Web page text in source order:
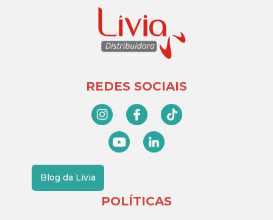
REDES SOCIAIS
Blog da Lívia
POLÍTICAS